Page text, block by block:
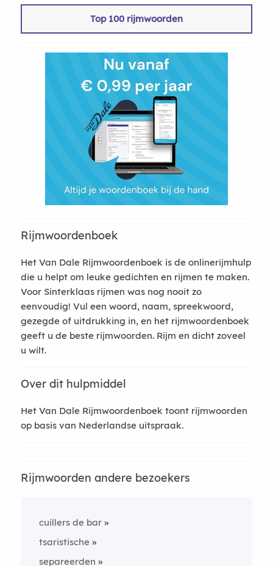
Top 100 rijmwoorden
Rijmwoordenboek
Het Van Dale Rijmwoordenboek is de onlinerijmhulp
die u helpt om leuke gedichten en rijmen te maken.
Voor Sinterklaas rijmen was nog nooit zo
eenvoudig! Vul een woord, naam, spreekwoord,
gezegde of uitdrukking in, en het rijmwoordenboek
geeft u de beste rijmwoorden. Rijm en dicht zoveel
u wilt.
Over dit hulpmiddel
Het Van Dale Rijmwoordenboek toont rijmwoorden
op basis van Nederlandse uitspraak.
Rijmwoorden andere bezoekers
cuillers de bar
tsaristische
separeerden